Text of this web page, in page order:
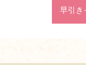
早引き